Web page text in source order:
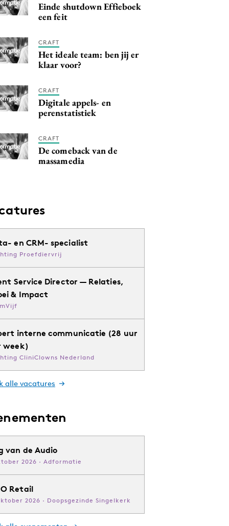
Einde shutdown Effieboek
een feit
CRAFT
Het ideale team: ben jij er
klaar voor?
CRAFT
Digitale appels- en
perenstatistiek
CRAFT
De comeback van de
massamedia
en CRM- specialist
Proefdiervrij
Service Director — Relaties,
& Impact
interne communicatie (28 uur
week)
CliniClowns Nederland
alle vacatures
van de Audio
2026 · Adformatie
Retail
2026 · Doopsgezinde Singelkerk